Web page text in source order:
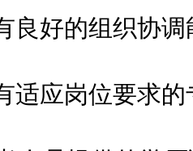
好的组织协调
应岗位要求的